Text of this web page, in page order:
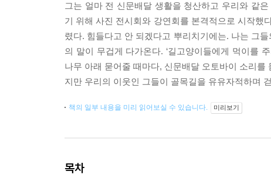
그는 얼마 전 신문배달 생활을 청산하고 우리와 같
기 위해 사진 전시회와 강연회를 본격적으로 시작했
렸다. 힘들다고 안 되겠다고 뿌리치기에는. 나는 그
의 말이 무겁게 다가온다. ‘길고양이들에게 먹이를
나무 아래 묻어줄 때마다, 신문배달 오토바이 소리
지만 우리의 이웃인 그들이 골목길을 유유자적하며
책의 일부 내용을 미리 읽어보실 수 있습니다. 미리보기
목차